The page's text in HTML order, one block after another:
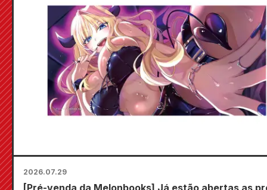
2026.07.29
[Pré-venda da Melonbooks] Já estão abertas as